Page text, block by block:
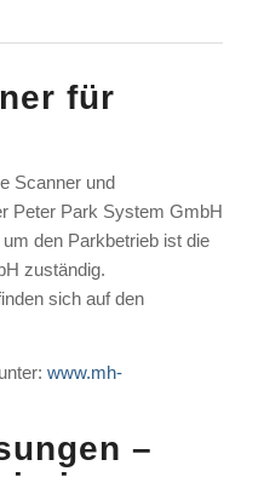
für
Scanner und
Peter Park System GmbH
den Parkbetrieb ist die
zuständig.
sich auf den
www.mh-
–